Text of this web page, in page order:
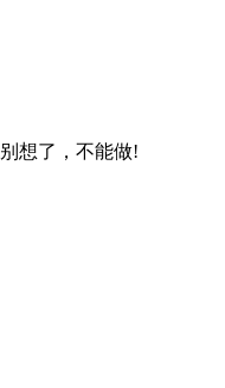
想了，不能做!